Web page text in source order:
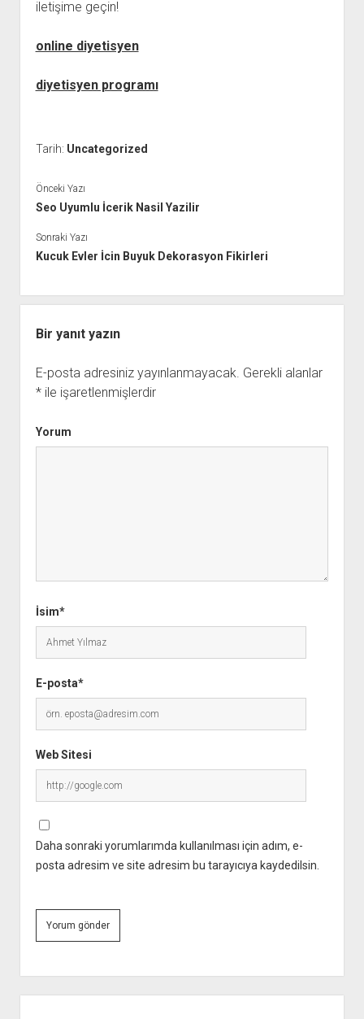
iletişime geçin!
online diyetisyen
diyetisyen programı
Tarih: Uncategorized
Önceki Yazı
Seo Uyumlu İcerik Nasil Yazilir
Sonraki Yazı
Kucuk Evler İcin Buyuk Dekorasyon Fikirleri
Bir yanıt yazın
E-posta adresiniz yayınlanmayacak. Gerekli alanlar
*ile işaretlenmişlerdir
Yorum
İsim*
E-posta*
Web Sitesi
Daha sonraki yorumlarımda kullanılması için adım, e-
posta adresim ve site adresim bu tarayıcıya kaydedilsin.